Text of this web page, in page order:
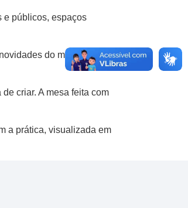
e públicos, espaços
do mercado —
criar. A mesa feita com
a prática, visualizada em